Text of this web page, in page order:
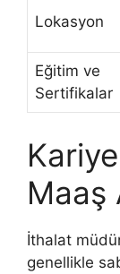
Lokasyon
Eğitim ve
Sertifikalar
Maaş
İthalat
genellikle